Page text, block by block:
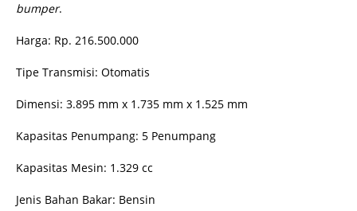
bumper.
Harga: Rp. 216.500.000
Tipe Transmisi: Otomatis
Dimensi: 3.895 mm x 1.735 mm x 1.525 mm
Kapasitas Penumpang: 5 Penumpang
Kapasitas Mesin: 1.329 cc
Jenis Bahan Bakar: Bensin